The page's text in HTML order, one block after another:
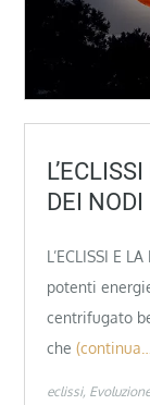
DEI NODI
L’ECLISSI E
potenti
centrifugato
che
eclissi